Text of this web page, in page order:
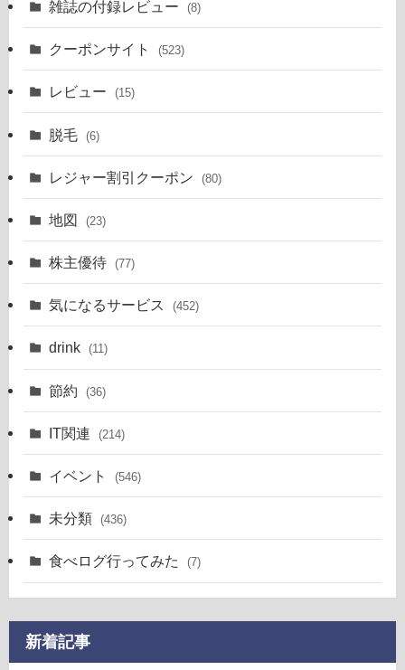
雑誌の付録レビュー (8)
クーポンサイト (523)
レビュー (15)
脱毛 (6)
レジャー割引クーポン (80)
地図 (23)
株主優待 (77)
気になるサービス (452)
drink (11)
節約 (36)
IT関連 (214)
イベント (546)
未分類 (436)
食べログ行ってみた (7)
新着記事